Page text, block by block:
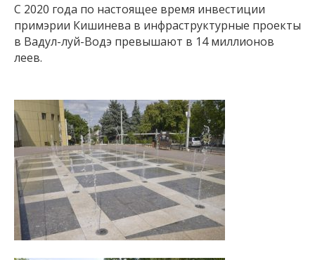
С 2020 года по настоящее время инвестиции
примэрии Кишинева в инфраструктурные проекты
в Вадул-луй-Водэ превышают в 14 миллионов
леев.